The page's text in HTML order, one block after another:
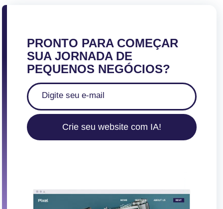
PRONTO PARA COMEÇAR
SUA JORNADA DE
PEQUENOS NEGÓCIOS?
Crie seu website com IA!